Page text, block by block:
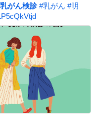
乳がん検診 #乳がん #明